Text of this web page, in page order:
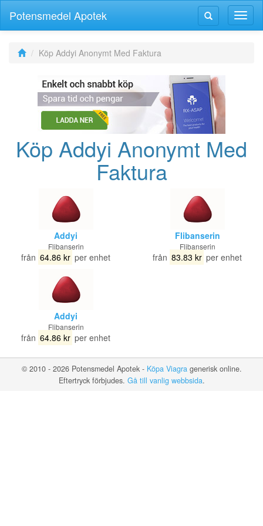
Växla
Växla
navigering
Potensmedel Apotek
Köp Addyi Anonymt Med Faktura
Köp Addyi Anonymt Med
Faktura
Addyi
Flibanserin
från 64.86 kr per enhet
Flibanserin
Flibanserin
från 83.83 kr per enhet
Addyi
Flibanserin
från 64.86 kr per enhet
© 2010 - 2026 Potensmedel Apotek - Köpa Viagragenerisk online.
Eftertryck förbjudes. Gå till vanlig webbsida.